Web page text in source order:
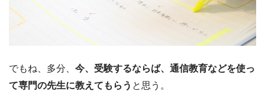
でもね、多分、 今、受験するならば、通信教育などを使っ
て専門の先生に教えてもらう と思う。